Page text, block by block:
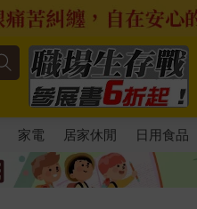
家電 居家休閒 日用食品